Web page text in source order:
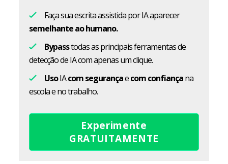
Faça sua escrita assistida por IA aparecer
semelhante ao humano.
Bypasstodas as principais ferramentas de
detecção de IA com apenas um clique.
UsoIAcom segurançaecom confiançana
escola e no trabalho.
Experimente
GRATUITAMENTE